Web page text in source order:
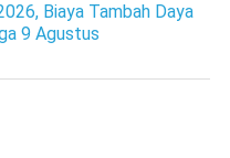
Biaya Tambah Daya
9 Agustus